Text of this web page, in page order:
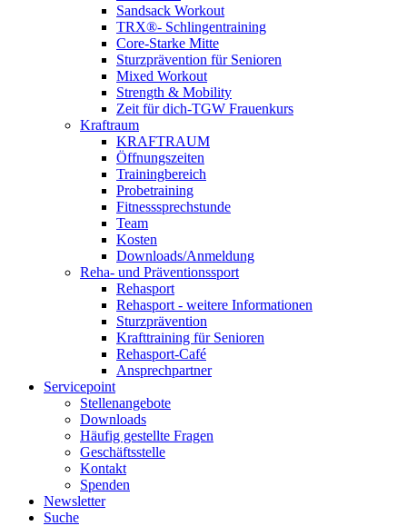
Sandsack Workout
TRX®- Schlingentraining
Core-Starke Mitte
Sturzprävention für Senioren
Mixed Workout
Strength & Mobility
Zeit für dich-TGW Frauenkurs
Kraftraum
KRAFTRAUM
Öffnungszeiten
Trainingbereich
Probetraining
Fitnesssprechstunde
Team
Kosten
Downloads/Anmeldung
Reha- und Präventionssport
Rehasport
Rehasport - weitere Informationen
Sturzprävention
Krafttraining für Senioren
Rehasport-Café
Ansprechpartner
Servicepoint
Stellenangebote
Downloads
Häufig gestellte Fragen
Geschäftsstelle
Kontakt
Spenden
Newsletter
Suche